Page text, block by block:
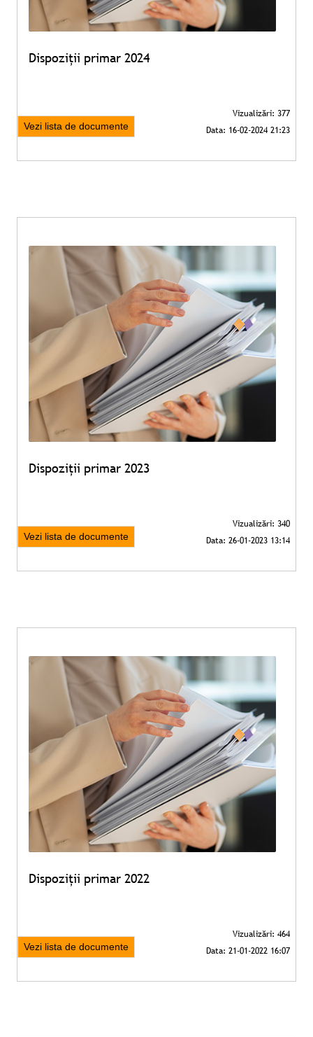
Dispoziții primar 2024
Vezi lista de documente
Dispoziții primar 2023
Vezi lista de documente
Dispoziții primar 2022
Vezi lista de documente